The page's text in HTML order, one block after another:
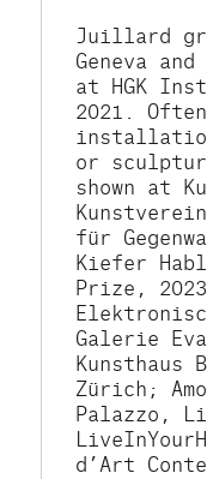
Juillard
Geneva
at HGK
2021.
or
shown at
für
Kiefer
Prize,
Galerie
Kunsthaus
Zürich;
Palazzo,
d’Art